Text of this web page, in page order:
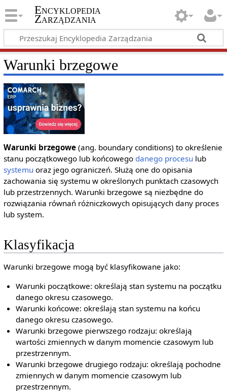
Encyklopedia
Zarządzania
Warunki brzegowe
Warunki brzegowe(ang. boundary conditions) to określenie
stanu początkowego lub końcowego danego procesu lub
systemu oraz jego ograniczeń. Służą one do opisania
zachowania się systemu w określonych punktach czasowych
lub przestrzennych. Warunki brzegowe są niezbędne do
rozwiązania równań różniczkowych opisujących dany proces
lub system.
Klasyfikacja
Warunki brzegowe mogą być klasyfikowane jako:
Warunki początkowe: określają stan systemu na początku
danego okresu czasowego.
Warunki końcowe: określają stan systemu na końcu
danego okresu czasowego.
Warunki brzegowe pierwszego rodzaju: określają
wartości zmiennych w danym momencie czasowym lub
przestrzennym.
Warunki brzegowe drugiego rodzaju: określają pochodne
zmiennych w danym momencie czasowym lub
przestrzennym.